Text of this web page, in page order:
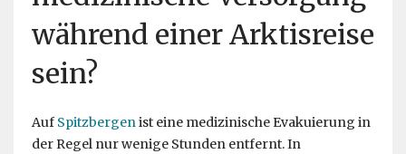
während einer Arktisreise
sein?
Auf Spitzbergenist eine medizinische Evakuierung in
der Regel nur wenige Stunden entfernt. In